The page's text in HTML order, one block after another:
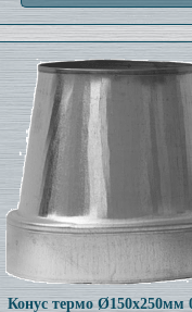
Конус термо Ø150x250мм